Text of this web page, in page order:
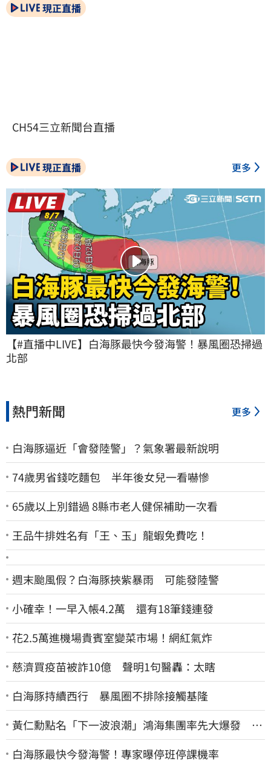
現正直播
CH54三立新聞台直播
現正直播 更多
【#直播中LIVE】白海豚最快今發海警！暴風圈恐掃過
北部
熱門新聞 更多
白海豚逼近「會發陸警」？氣象署最新說明
74歲男省錢吃麵包 半年後女兒一看嚇慘
65歲以上別錯過 8縣市老人健保補助一次看
王品牛排姓名有「王、玉」龍蝦免費吃！
週末颱風假？白海豚挾紫暴雨 可能發陸警
小確幸！一早入帳4.2萬 還有18筆錢連發
花2.5萬進機場貴賓室變菜市場！網紅氣炸
慈濟買疫苗被詐10億 聲明1句醫轟：太瞎
白海豚持續西行 暴風圈不排除接觸基隆
黃仁勳點名「下一波浪潮」鴻海集團率先大爆發 台
股這族群全面噴出
白海豚最快今發海警！專家曝停班停課機率